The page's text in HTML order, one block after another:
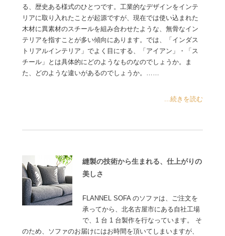
る、歴史ある様式のひとつです。工業的なデザインをインテ
リアに取り入れたことが起源ですが、現在では使い込まれた
木材に異素材のスチールを組み合わせたような、無骨なイン
テリアを指すことが多い傾向にあります。では、「インダス
トリアルインテリア」でよく目にする、「アイアン」・「ス
チール」とは具体的にどのようなものなのでしょうか。ま
た、どのような違いがあるのでしょうか。……
...続きを読む
縫製の技術から生まれる、仕上がりの
美しさ
FLANNEL SOFA のソファは、ご注文を
承ってから、北名古屋市にある自社工場
で、1 台 1 台製作を行なっています。 そ
のため、ソファのお届けにはお時間を頂いてしまいますが、